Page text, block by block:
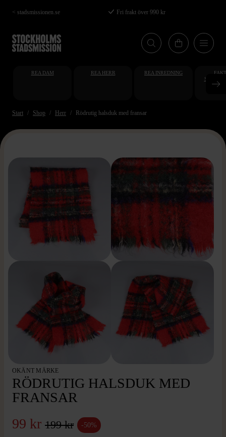
Hoppa
till
huvudinnehåll
< stadsmissionen.se Fri frakt över 990 kr
REA DAM REA HERR REA INREDNING
Start Shop Herr Rödrutig halsduk med fransar
OKÄNT MÄRKE
RÖDRUTIG HALSDUK MED
FRANSAR
99 kr 199 kr -50%